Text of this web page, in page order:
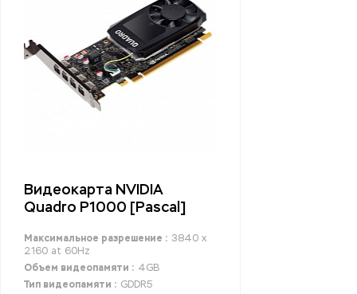
Видеокарта NVIDIA
Quadro P1000 [Pascal]
Максимальное разрешение : 3840 x
2160 at 60Hz
Объем видеопамяти : 4GB
Тип видеопамяти : GDDR5